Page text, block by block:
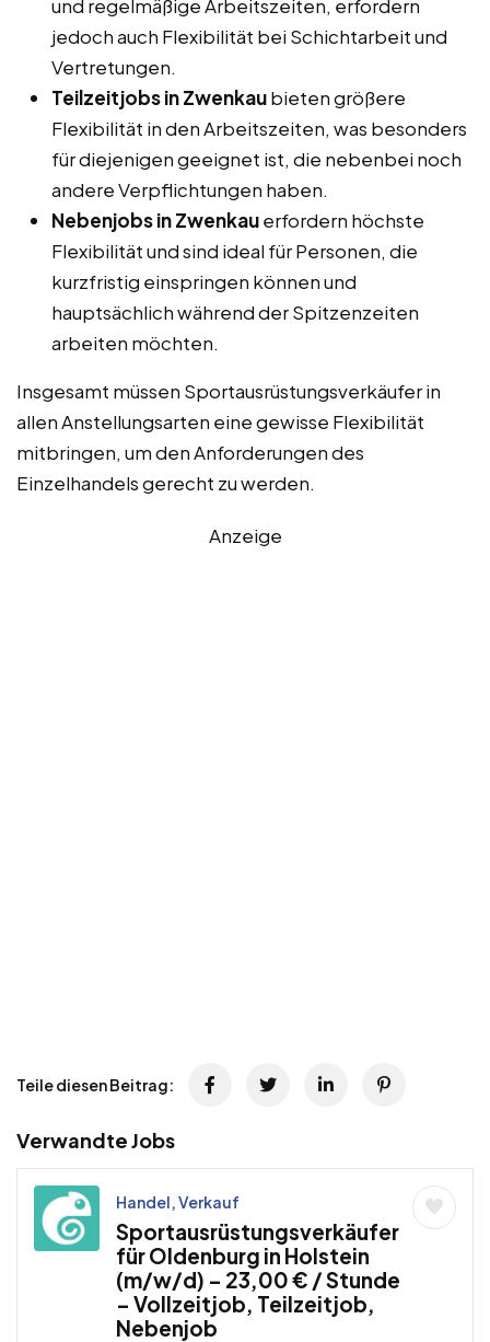
und regelmäßige Arbeitszeiten, erfordern
jedoch auch Flexibilität bei Schichtarbeit und
Vertretungen.
Teilzeitjobs in Zwenkaubieten größere
Flexibilität in den Arbeitszeiten, was besonders
für diejenigen geeignet ist, die nebenbei noch
andere Verpflichtungen haben.
Nebenjobs in Zwenkauerfordern höchste
Flexibilität und sind ideal für Personen, die
kurzfristig einspringen können und
hauptsächlich während der Spitzenzeiten
arbeiten möchten.
Insgesamt müssen Sportausrüstungsverkäufer in
allen Anstellungsarten eine gewisse Flexibilität
mitbringen, um den Anforderungen des
Einzelhandels gerecht zu werden.
Anzeige
Teile diesen Beitrag:
Verwandte Jobs
Handel, Verkauf
Sportausrüstungsverkäufer
für Oldenburg in Holstein
(m/w/d) – 23,00 € / Stunde
– Vollzeitjob, Teilzeitjob,
Nebenjob